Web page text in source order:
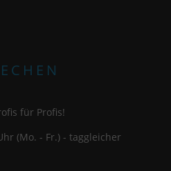
für Profis!
(Mo. - Fr.) - taggleicher